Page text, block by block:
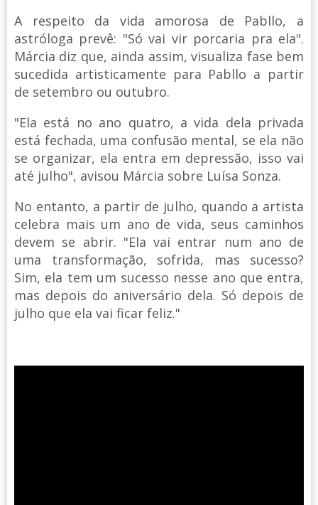
A respeito da vida amorosa de Pabllo, a
astróloga prevê: "Só vai vir porcaria pra ela".
Márcia diz que, ainda assim, visualiza fase bem
sucedida artisticamente para Pabllo a partir
de setembro ou outubro.
"Ela está no ano quatro, a vida dela privada
está fechada, uma confusão mental, se ela não
se organizar, ela entra em depressão, isso vai
até julho", avisou Márcia sobre Luísa Sonza.
No entanto, a partir de julho, quando a artista
celebra mais um ano de vida, seus caminhos
devem se abrir. "Ela vai entrar num ano de
uma transformação, sofrida, mas sucesso?
Sim, ela tem um sucesso nesse ano que entra,
mas depois do aniversário dela. Só depois de
julho que ela vai ficar feliz."